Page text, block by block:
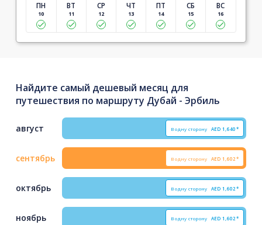
ПН
10
ВТ
11
СР
12
ЧТ
13
ПТ
14
СБ
15
ВС
16
Найдите самый дешевый месяц для
путешествия по маршруту Дубай - Эрбиль
август В одну сторону AED 1,640*
сентябрь В одну сторону AED 1,602*
октябрь В одну сторону AED 1,602*
ноябрь В одну сторону AED 1,602*